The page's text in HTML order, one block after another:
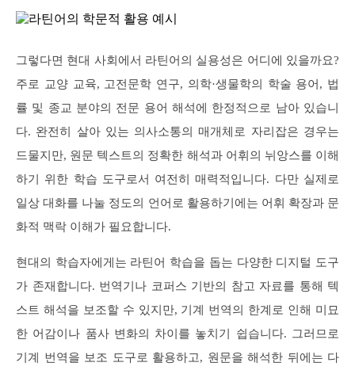
그렇다면 현대 사회에서 라틴어의 실용성은 어디에 있을까요?
주로 교양 교육, 고전문학 연구, 의학·생물학의 학술 용어, 법
률 및 종교 분야의 전문 용어 해석에 한정적으로 남아 있습니
다. 완전히 살아 있는 의사소통의 매개체로 자리잡은 경우는
드물지만, 원문 텍스트의 정확한 해석과 어휘의 뉘앙스를 이해
하기 위한 학습 도구로서 여전히 매력적입니다. 다만 실제로
일상 대화를 나눌 정도의 언어로 활용하기에는 어휘 확장과 문
화적 맥락 이해가 필요합니다.
현대의 학습자에게는 라틴어 학습을 돕는 다양한 디지털 도구
가 존재합니다. 번역기나 코퍼스 기반의 참고 자료를 통해 텍
스트 해석을 보조할 수 있지만, 기계 번역의 한계로 인해 미묘
한 어감이나 품사 변화의 차이를 놓치기 쉽습니다. 그러므로
기계 번역을 보조 도구로 활용하고, 원문을 해석한 뒤에는 다